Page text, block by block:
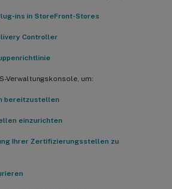
ins in StoreFront-Stores
Controller
Verwaltungskonsole, um:
bereitzustellen
einzurichten
Ihrer Zertifizierungsstellen zu